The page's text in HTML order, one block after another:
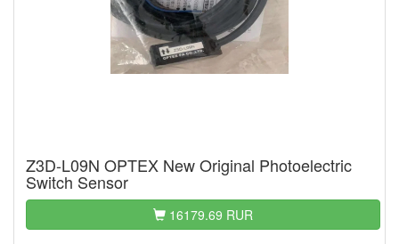
Z3D-L09N OPTEX New Original Photoelectric
Switch Sensor
16179.69 RUR